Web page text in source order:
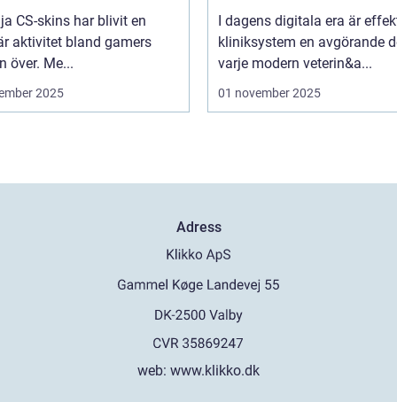
CS-skins har blivit en
aktivitet bland gamers
över. Me...
2025
I dagens digitala era är
kliniksystem en avgörande
varje modern veterin&a...
01 november 2025
Adress
web: www.klikko.dk